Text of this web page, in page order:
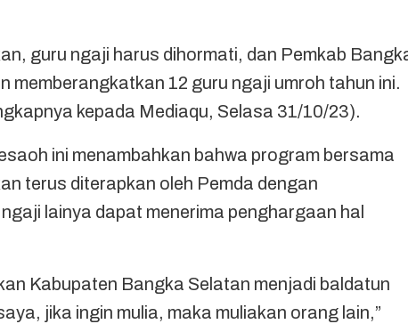
guru ngaji harus dihormati, dan Pemkab
memberangkatkan 12 guru ngaji umroh tahun ini.
kepada Mediaqu, Selasa 31/10/23).
ini menambahkan bahwa program bersama
terus diterapkan oleh Pemda dengan
lainya dapat menerima penghargaan hal
Kabupaten Bangka Selatan menjadi baldatun
jika ingin mulia, maka muliakan orang lain,”